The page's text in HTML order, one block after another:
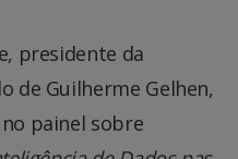
presidente da
de Guilherme Gelhen,
painel sobre